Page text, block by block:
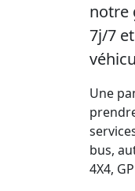
notre
7j/7
Une
bus,
4X4,